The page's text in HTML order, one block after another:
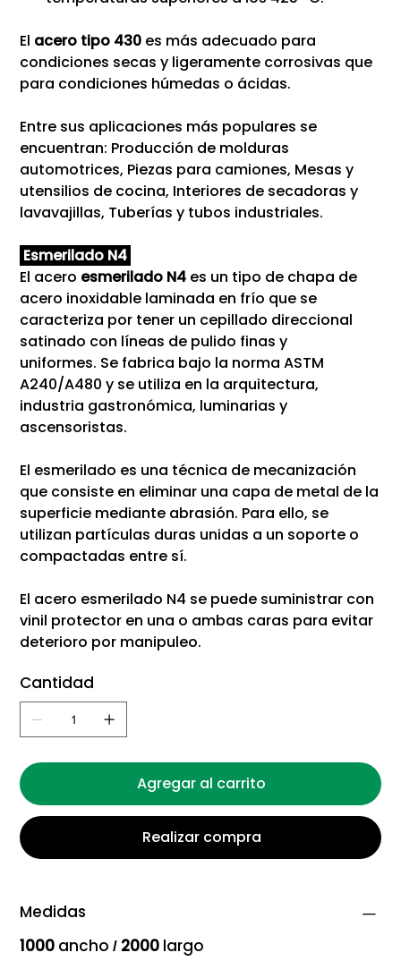
El acero tipo 430 es más adecuado para
condiciones secas y ligeramente corrosivas que
para condiciones húmedas o ácidas.
Entre sus aplicaciones más populares se
encuentran: Producción de molduras
automotrices, Piezas para camiones, Mesas y
utensilios de cocina, Interiores de secadoras y
lavavajillas, Tuberías y tubos industriales.
Esmerilado N4
El acero esmerilado N4 es un tipo de chapa de
acero inoxidable laminada en frío que se
caracteriza por tener un cepillado direccional
satinado con líneas de pulido finas y
uniformes. Se fabrica bajo la norma ASTM
A240/A480 y se utiliza en la arquitectura,
industria gastronómica, luminarias y
ascensoristas.
El esmerilado es una técnica de mecanización
que consiste en eliminar una capa de metal de la
superficie mediante abrasión. Para ello, se
utilizan partículas duras unidas a un soporte o
compactadas entre sí.
El acero esmerilado N4 se puede suministrar con
vinil protector en una o ambas caras para evitar
deterioro por manipuleo.
Cantidad
Agregar al carrito
Realizar compra
Medidas
1000 ancho/ 2000 largo